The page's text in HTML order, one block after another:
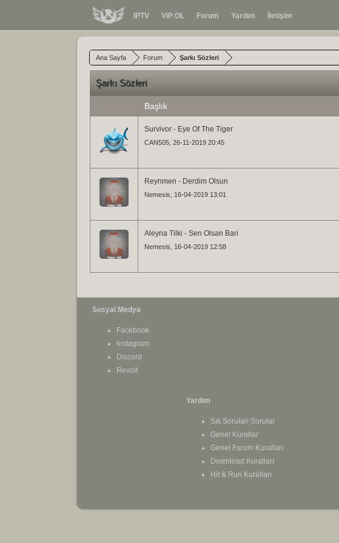
IPTV VIP OL Forum Yardım İletişim
Ana Sayfa Forum Şarkı Sözleri
Şarkı Sözleri
Başlık
Survivor - Eye Of The Tiger
CAN505 , 26-11-2019 20:45
Reynmen - Derdim Olsun
Nemesis , 16-04-2019 13:01
Aleyna Tilki - Sen Olsan Bari
Nemesis , 16-04-2019 12:58
Sosyal Medya
Facebook
Instagram
Discord
Revolt
Yardım
Sık Sorulan Sorular
Genel Kurallar
Genel Forum Kuralları
Download Kuralları
Hit & Run Kuralları